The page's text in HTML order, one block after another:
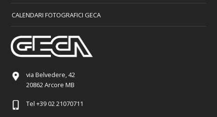
CALENDARI FOTOGRAFICI GECA
via Belvedere, 42
20862 Arcore MB
Tel +39 02 21070711